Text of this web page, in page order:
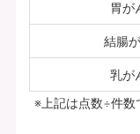
胃が
結腸
乳が
※上記は点数÷件数